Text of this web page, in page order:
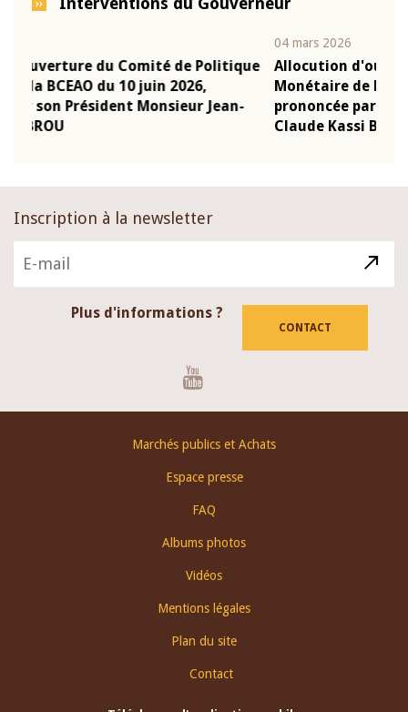
Allocution d'ouverture du Comité de Politique
Monétaire de la BCEAO du 4 mars 2026,
prononcée par son Président Monsieur Jean-
Claude Kassi BROU
Inscription à la newsletter
Plus d'informations ?
CONTACT
Marchés publics et Achats
Espace presse
FAQ
Albums photos
Vidéos
Mentions légales
Plan du site
Contact